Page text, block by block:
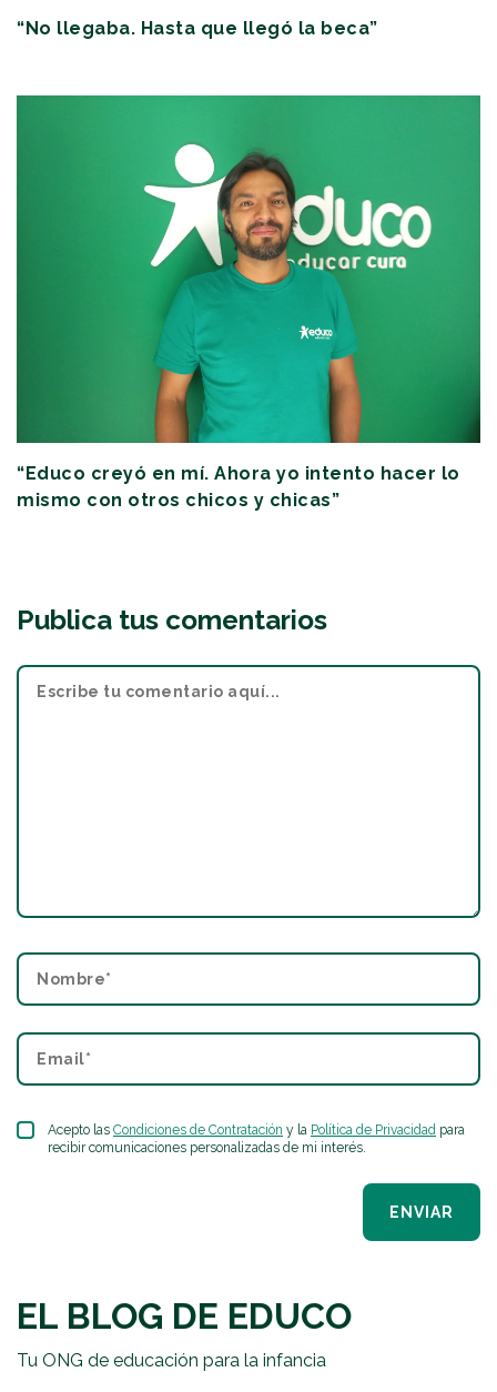
“No llegaba. Hasta que llegó la beca”
“Educo creyó en mí. Ahora yo intento hacer lo
mismo con otros chicos y chicas”
Publica tus comentarios
Acepto las Condiciones de Contratación y la Política de Privacidad para
recibir comunicaciones personalizadas de mi interés.
ENVIAR
EL BLOG DE EDUCO
Tu ONG de educación para la infancia